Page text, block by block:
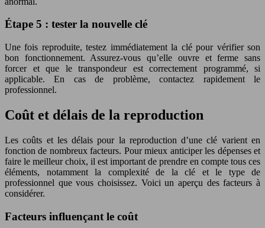
Étape 5 : tester la nouvelle clé
Une fois reproduite, testez immédiatement la clé pour vérifier son
bon fonctionnement. Assurez-vous qu’elle ouvre et ferme sans
forcer et que le transpondeur est correctement programmé, si
applicable. En cas de problème, contactez rapidement le
professionnel.
Coût et délais de la reproduction
Les coûts et les délais pour la reproduction d’une clé varient en
fonction de nombreux facteurs. Pour mieux anticiper les dépenses et
faire le meilleur choix, il est important de prendre en compte tous ces
éléments, notamment la complexité de la clé et le type de
professionnel que vous choisissez. Voici un aperçu des facteurs à
considérer.
Facteurs influençant le coût